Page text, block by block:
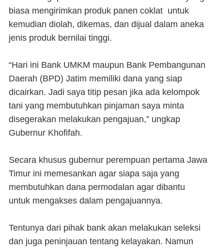
biasa mengirimkan produk panen coklat untuk
kemudian diolah, dikemas, dan dijual dalam aneka
jenis produk bernilai tinggi.
“Hari ini Bank UMKM maupun Bank Pembangunan
Daerah (BPD) Jatim memiliki dana yang siap
dicairkan. Jadi saya titip pesan jika ada kelompok
tani yang membutuhkan pinjaman saya minta
disegerakan melakukan pengajuan,” ungkap
Gubernur Khofifah.
Secara khusus gubernur perempuan pertama Jawa
Timur ini memesankan agar siapa saja yang
membutuhkan dana permodalan agar dibantu
untuk mengakses dalam pengajuannya.
Tentunya dari pihak bank akan melakukan seleksi
dan juga peninjauan tentang kelayakan. Namun